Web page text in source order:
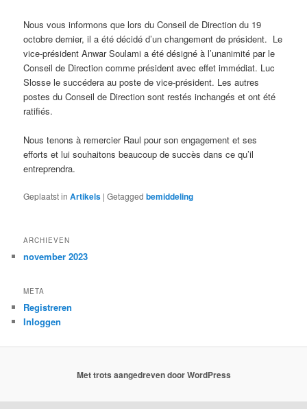
Nous vous informons que lors du Conseil de Direction du 19
octobre dernier, il a été décidé d’un changement de président. Le
vice-président Anwar Soulami a été désigné à l’unanimité par le
Conseil de Direction comme président avec effet immédiat. Luc
Slosse le succédera au poste de vice-président. Les autres
postes du Conseil de Direction sont restés inchangés et ont été
ratifiés.
Nous tenons à remercier Raul pour son engagement et ses
efforts et lui souhaitons beaucoup de succès dans ce qu’il
entreprendra.
Geplaatst in Artikels |Getagged bemiddeling
ARCHIEVEN
november 2023
META
Registreren
Inloggen
Met trots aangedreven door WordPress